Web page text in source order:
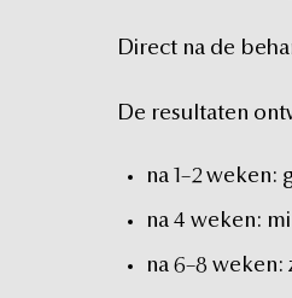
Direct na de
De resultaten
na 1–2 weken:
na 4 weken:
na 6–8 weken: